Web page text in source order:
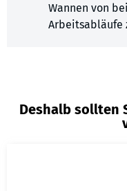
Wannen von
Arbeitsabläufe
Deshalb sollten